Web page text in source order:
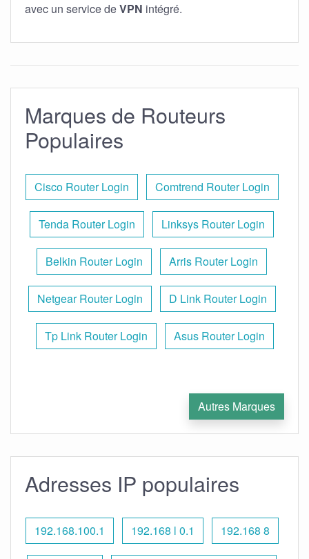
avec un service deVPN intégré.
Marques de Routeurs
Populaires
Cisco Router Login Comtrend Router Login
Tenda Router Login Linksys Router Login
Belkin Router Login Arris Router Login
Netgear Router Login D Link Router Login
Tp Link Router Login Asus Router Login
Autres Marques
Adresses IP populaires
192.168.100.1 192.168 l 0.1 192.168 8